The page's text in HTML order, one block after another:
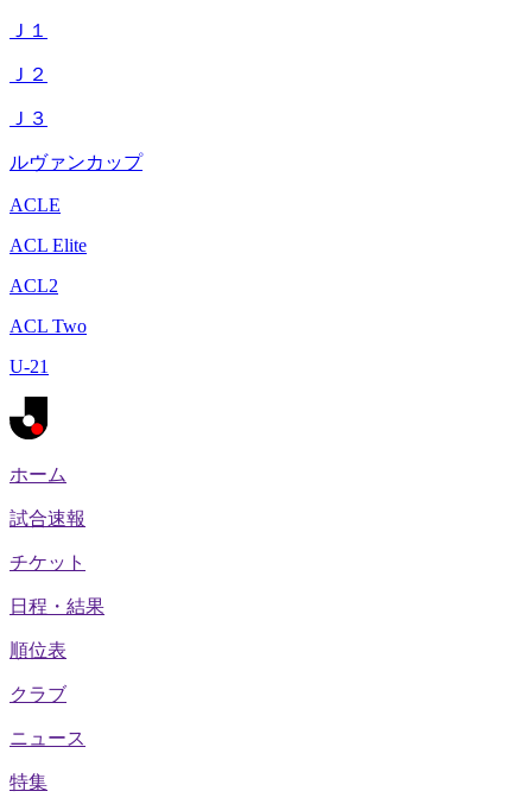
Ｊ１
Ｊ２
Ｊ３
ルヴァンカップ
ACLE
ACL Elite
ACL2
ACL Two
U-21
ホーム
試合速報
チケット
日程・結果
順位表
クラブ
ニュース
特集